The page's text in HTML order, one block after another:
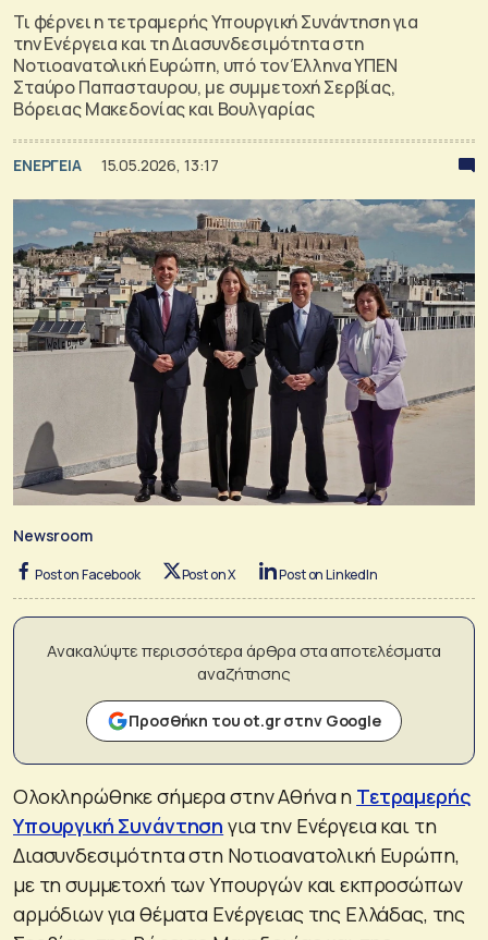
Τι φέρνει η τετραμερής Υπουργική Συνάντηση για
την Ενέργεια και τη Διασυνδεσιμότητα στη
Νοτιοανατολική Ευρώπη, υπό τον Έλληνα ΥΠΕΝ
Σταύρο Παπασταυρου, με συμμετοχή Σερβίας,
Βόρειας Μακεδονίας και Βουλγαρίας
ΕΝΕΡΓΕΙΑ 15.05.2026, 13:17
Newsroom
Post on Facebook Post on X Post on LinkedIn
Ανακαλύψτε περισσότερα άρθρα στα αποτελέσματα
αναζήτησης
Προσθήκη του ot.gr στην Google
Ολοκληρώθηκε σήμερα στην Αθήνα η Τετραμερής
Υπουργική Συνάντηση για την Ενέργεια και τη
Διασυνδεσιμότητα στη Νοτιοανατολική Ευρώπη,
με τη συμμετοχή των Υπουργών και εκπροσώπων
αρμόδιων για θέματα Ενέργειας της Ελλάδας, της